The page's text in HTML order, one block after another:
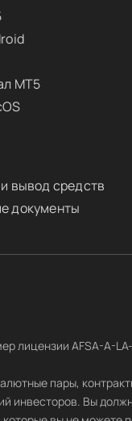
MT5
вывод средств
документы
лицензии AFSA-A-
пары,
инвесторов. Вы